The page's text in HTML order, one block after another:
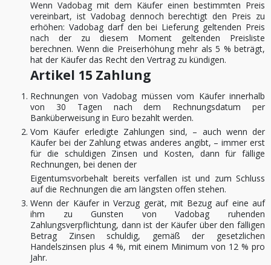
Wenn Vadobag mit dem Käufer einen bestimmten Preis
vereinbart, ist Vadobag dennoch berechtigt den Preis zu
erhöhen: Vadobag darf den bei Lieferung geltenden Preis
nach der zu diesem Moment geltenden Preisliste
berechnen. Wenn die Preiserhöhung mehr als 5 % beträgt,
hat der Käufer das Recht den Vertrag zu kündigen.
Artikel 15 Zahlung
Rechnungen von Vadobag müssen vom Käufer innerhalb
von 30 Tagen nach dem Rechnungsdatum per
Banküberweisung in Euro bezahlt werden.
Vom Käufer erledigte Zahlungen sind, – auch wenn der
Käufer bei der Zahlung etwas anderes angibt, – immer erst
für die schuldigen Zinsen und Kosten, dann für fällige
Rechnungen, bei denen der
Eigentumsvorbehalt bereits verfallen ist und zum Schluss
auf die Rechnungen die am längsten offen stehen.
Wenn der Käufer in Verzug gerät, mit Bezug auf eine auf
ihm zu Gunsten von Vadobag ruhenden
Zahlungsverpflichtung, dann ist der Käufer über den fälligen
Betrag Zinsen schuldig, gemäß der gesetzlichen
Handelszinsen plus 4 %, mit einem Minimum von 12 % pro
Jahr.